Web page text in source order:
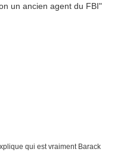
qui est vraiment Barack